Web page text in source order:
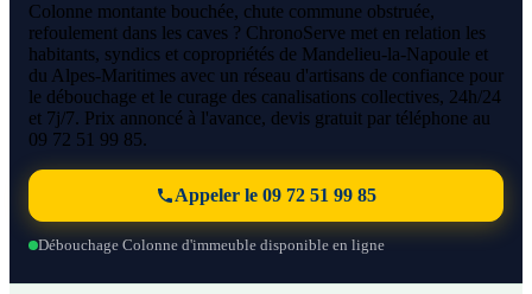
Colonne montante bouchée, chute commune obstruée,
refoulement dans les caves ? ChronoServe met en relation les
habitants, syndics et copropriétés de Mandelieu-la-Napoule et
du Alpes-Maritimes avec un réseau d'artisans de confiance pour
le débouchage et le curage des canalisations collectives, 24h/24
et 7j/7. Prix annoncé à l'avance, devis gratuit par téléphone au
09 72 51 99 85.
Appeler le 09 72 51 99 85
Débouchage Colonne d'immeuble disponible en ligne